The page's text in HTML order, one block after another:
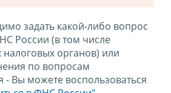
задать какой-либо вопрос
России (в том числе
органов) или
по вопросам
- Вы можете воспользоваться